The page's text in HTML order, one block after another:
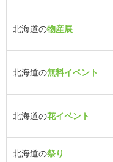
北海道の物産展
北海道の無料イベント
北海道の花イベント
北海道の祭り